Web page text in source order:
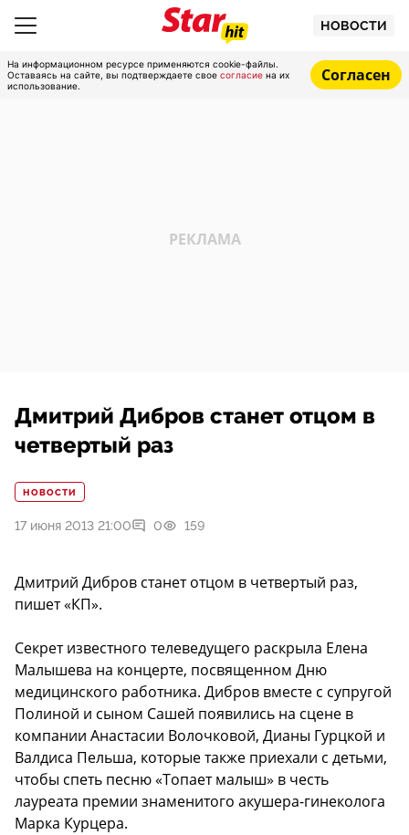
НОВОСТИ
На информационном ресурсе применяются cookie-файлы.
Оставаясь на сайте, вы подтверждаете свое согласие на их
использование.
Согласен
Дмитрий Дибров станет отцом в
четвертый раз
НОВОСТИ
17 июня 2013 21:00 0 159
Дмитрий Дибров станет отцом в четвертый раз,
пишет «КП».
Секрет известного телеведущего раскрыла Елена
Малышева на концерте, посвященном Дню
медицинского работника. Дибров вместе с супругой
Полиной и сыном Сашей появились на сцене в
компании Анастасии Волочковой, Дианы Гурцкой и
Валдиса Пельша, которые также приехали с детьми,
чтобы спеть песню «Топает малыш» в честь
лауреата премии знаменитого акушера-гинеколога
Марка Курцера.